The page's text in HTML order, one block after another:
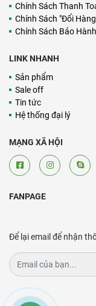
Chính Sách Thanh
Chính Sách "Đổi
Chính Sách Bảo Hành
LINK NHANH
Sản phẩm
Sale off
Tin tức
Hệ thống đại lý
MẠNG XÃ HỘI
FANPAGE
Để lại email để nhận